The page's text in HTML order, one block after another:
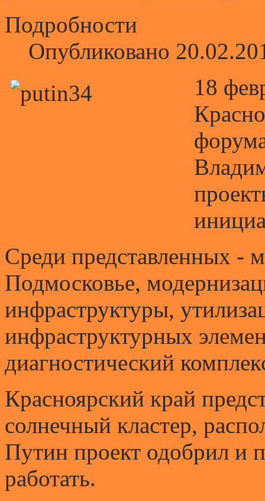
Подробности
Опубликовано
18
Среди представленных -
Подмосковье,
инфраструктуры,
инфраструктурных
диагностический
Красноярский край
солнечный кластер,
Путин проект одобрил и
работать.